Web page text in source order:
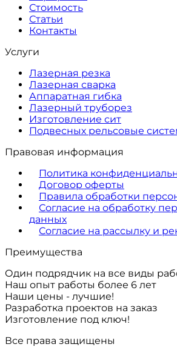
Стоимость
Статьи
Контакты
Услуги
Лазерная резка
Лазерная сварка
Аппаратная гибка
Лазерный труборез
Изготовление сит
Подвесных рельсовые
Правовая информация
Политика
Договор оферты
Правила обработки
Согласие на обработку
данных
Согласие на рассылку и
Преимущества
Один подрядчик на все виды
Наш опыт работы более 6 лет
Наши цены - лучшие!
Разработка проектов на заказ
Изготовление под ключ!
Все права защищены